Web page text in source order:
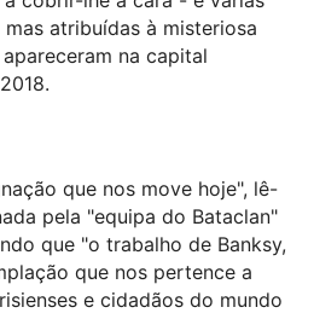
atribuídas à misteriosa
na capital
que nos move hoje", lê-
pela "equipa do Bataclan"
que "o trabalho de Banksy,
que nos pertence a
e cidadãos do mundo